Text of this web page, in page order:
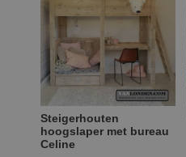
Steigerhouten
hoogslaper met bureau
Celine